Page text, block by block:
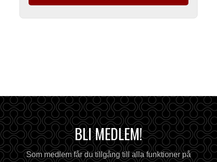
BLI MEDLEM!
Som medlem får du tillgång till alla funktioner på